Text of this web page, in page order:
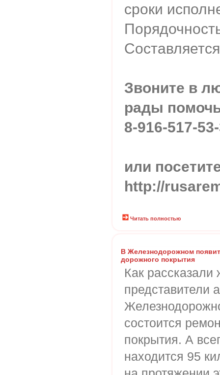
сроки
Звоните в
рады
8-916-517-
или
http://
Читать полностью
В Железнодорожном
дорожного покрытия
Как
представители
состоится
покрытия. А
находится 95